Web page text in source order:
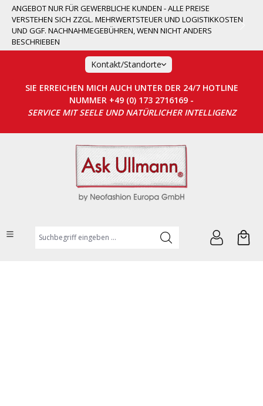
springen
ANGEBOT NUR FÜR GEWERBLICHE KUNDEN - ALLE PREISE
VERSTEHEN SICH ZZGL. MEHRWERTSTEUER UND LOGISTIKKOSTEN
UND GGF. NACHNAHMEGEBÜHREN, WENN NICHT ANDERS
BESCHRIEBEN
Kontakt/Standorte
SIE ERREICHEN MICH AUCH UNTER DER 24/7 HOTLINE
NUMMER +49 (0) 173 2716169 -
SERVICE MIT SEELE UND NATÜRLICHER INTELLIGENZ
Suchbegriff eingeben ...